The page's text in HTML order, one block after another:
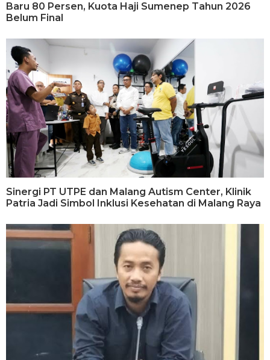
Baru 80 Persen, Kuota Haji Sumenep Tahun 2026
Belum Final
Sinergi PT UTPE dan Malang Autism Center, Klinik
Patria Jadi Simbol Inklusi Kesehatan di Malang Raya